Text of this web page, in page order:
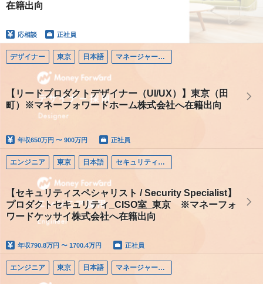
在籍出向
応相談 正社員
デザイナー 東京 日本語 マネージャー（デザイナー）
【リードプロダクトデザイナー（UI/UX）】東京（田
町）※マネーフォワードホーム株式会社へ在籍出向
年収650万円 〜 900万円 正社員
エンジニア 東京 日本語 セキュリティエンジニア
【セキュリティスペシャリスト / Security Specialist】
プロダクトセキュリティ_CISO室_東京 ※マネーフォ
ワードケッサイ株式会社へ在籍出向
年収790.8万円 〜 1700.4万円 正社員
エンジニア 東京 日本語 マネージャー（エンジニア）